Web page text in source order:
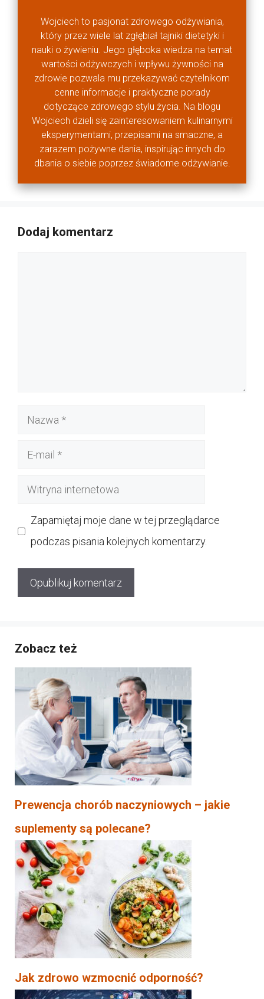
Wojciech to pasjonat zdrowego odżywiania,
który przez wiele lat zgłębiał tajniki dietetyki i
nauki o żywieniu. Jego głęboka wiedza na temat
wartości odżywczych i wpływu żywności na
zdrowie pozwala mu przekazywać czytelnikom
cenne informacje i praktyczne porady
dotyczące zdrowego stylu życia. Na blogu
Wojciech dzieli się zainteresowaniem kulinarnymi
eksperymentami, przepisami na smaczne, a
zarazem pożywne dania, inspirując innych do
dbania o siebie poprzez świadome odżywianie.
Dodaj komentarz
Nazwa
Witryna
Zapamiętaj moje dane w tej przeglądarce
podczas pisania kolejnych komentarzy.
Zobacz też
Prewencja chorób naczyniowych – jakie
suplementy są polecane?
Jak zdrowo wzmocnić odporność?